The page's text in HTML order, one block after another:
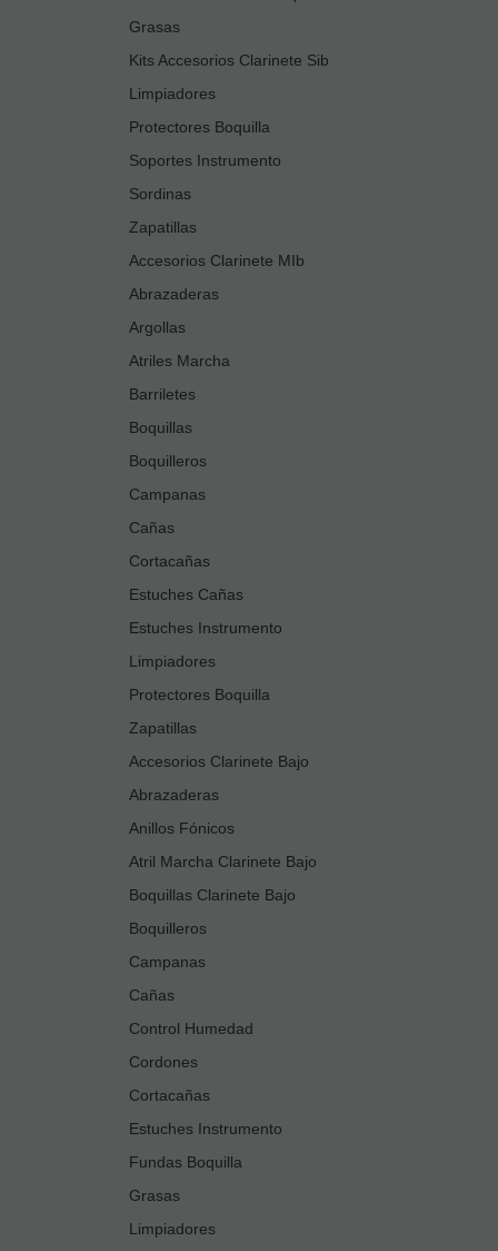
Grasas
Kits Accesorios Clarinete Sib
Limpiadores
Protectores Boquilla
Soportes Instrumento
Sordinas
Zapatillas
Accesorios Clarinete MIb
Abrazaderas
Argollas
Atriles Marcha
Barriletes
Boquillas
Boquilleros
Campanas
Cañas
Cortacañas
Estuches Cañas
Estuches Instrumento
Limpiadores
Protectores Boquilla
Zapatillas
Accesorios Clarinete Bajo
Abrazaderas
Anillos Fónicos
Atril Marcha Clarinete Bajo
Boquillas Clarinete Bajo
Boquilleros
Campanas
Cañas
Control Humedad
Cordones
Cortacañas
Estuches Instrumento
Fundas Boquilla
Grasas
Limpiadores